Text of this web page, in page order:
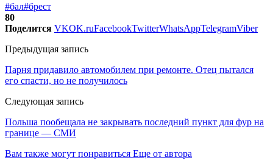
#бал#брест
80
Поделится VKOK.ruFacebookTwitterWhatsAppTelegramViber
Предыдущая запись
Парня придавило автомобилем при ремонте. Отец пытался
его спасти, но не получилось
Следующая запись
Польша пообещала не закрывать последний пункт для фур на
границе — СМИ
Вам также могут понравиться Еще от автора